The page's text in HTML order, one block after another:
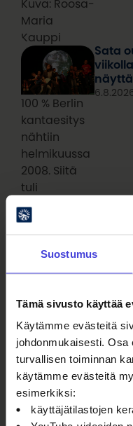
Suostumus
Tämä sivusto käyttää
Käytämme evästeitä
johdonmukaisesti.
turvallisen toiminnan
käytämme evästeitä
esimerkiksi:
käyttäjätilastojen
Kuva: Roosa-
Maria
Kauppi
100 % Berlin
kantaesitys
nähtiin
helmikuussa
2008. Siitä
tuli
menestys, ja
sittemmin
sovellettu yli
kaupungissa
ympäri
maailman.
Sata
100 % Berlin
kantaesitys
saa
14.